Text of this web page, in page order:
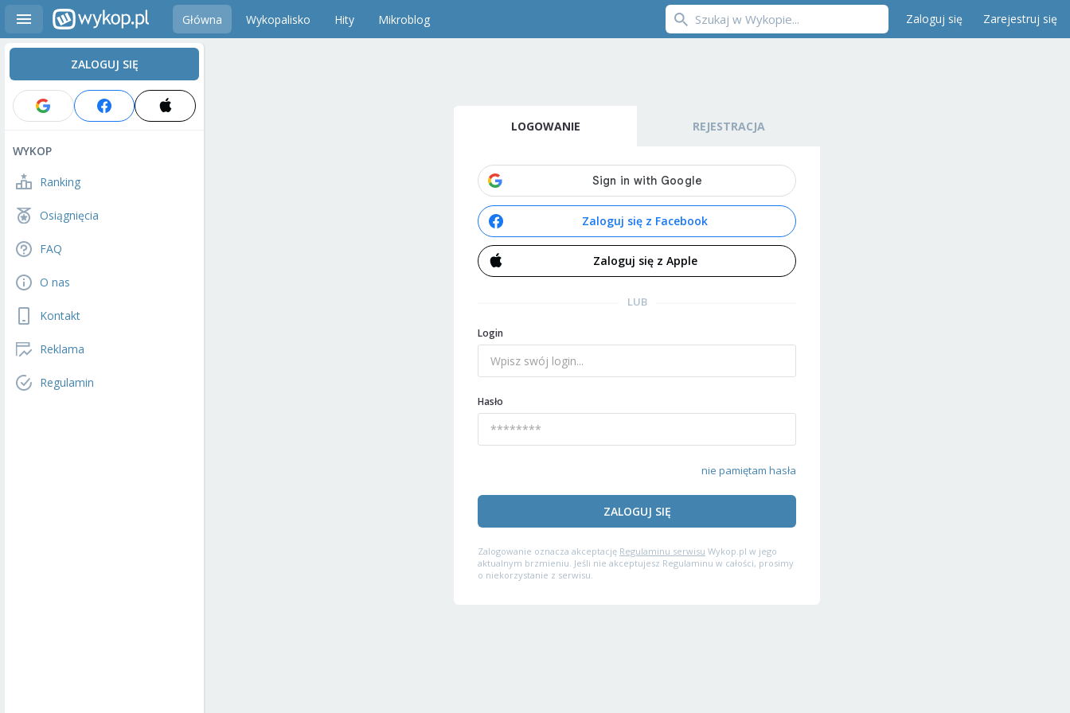
Główna Wykopalisko Hity Mikroblog Zaloguj się Zarejestruj się
ZALOGUJ SIĘ
WYKOP
Ranking
Osiągnięcia
FAQ
O nas
Kontakt
Reklama
Regulamin
LOGOWANIE REJESTRACJA
Zaloguj się z Facebook
Zaloguj się z Apple
LUB
Login
Hasło
nie pamiętam hasła
ZALOGUJ SIĘ
Zalogowanie oznacza akceptację Regulaminu serwisu Wykop.pl w jego
aktualnym brzmieniu. Jeśli nie akceptujesz Regulaminu w całości, prosimy
o niekorzystanie z serwisu.